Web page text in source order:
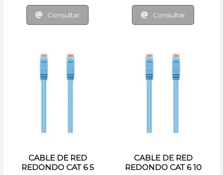
Consultar Consultar
CABLE DE RED
REDONDO CAT 6 5
CABLE DE RED
REDONDO CAT 6 10